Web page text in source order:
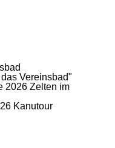
Vereinsbad"
2026 Zelten im
Kanutour